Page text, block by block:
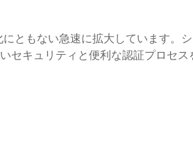
ともない急速に拡大しています。
セキュリティと便利な認証プロセス